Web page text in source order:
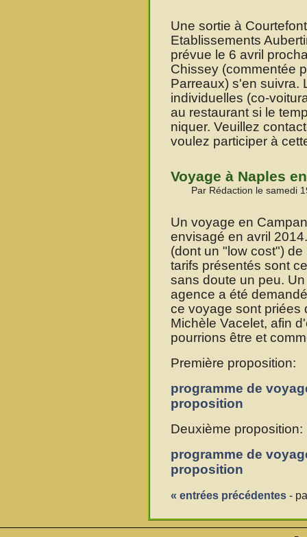
Une sortie à
Etablissements
prévue le 6 avril
Chissey (commentée
Parreaux) s'en suivra.
individuelles (co-
au restaurant si le
niquer. Veuillez
voulez participer à
Voyage à Naples
Par Rédaction le samedi
Un voyage en
envisagé en avril
(dont un "low cost")
tarifs présentés sont
sans doute un peu.
agence a été
ce voyage sont priées
Michèle Vacelet, afin
pourrions être et
Première proposition:
programme de
proposition
Deuxième proposition:
programme de
proposition
« entrées précédentes -